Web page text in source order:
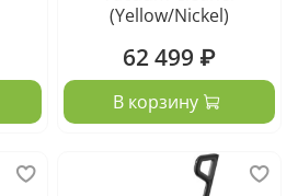
(Yellow/Nickel)
62 499 ₽
В корзину